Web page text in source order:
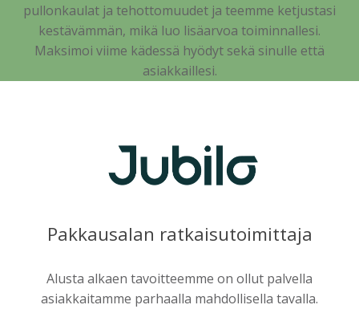
pullonkaulat ja tehottomuudet ja teemme ketjustasi
kestävämmän, mikä luo lisäarvoa toiminnallesi.
Maksimoi viime kädessä hyödyt sekä sinulle että
asiakkaillesi.
Pakkausalan ratkaisutoimittaja
Alusta alkaen tavoitteemme on ollut palvella
asiakkaitamme parhaalla mahdollisella tavalla.